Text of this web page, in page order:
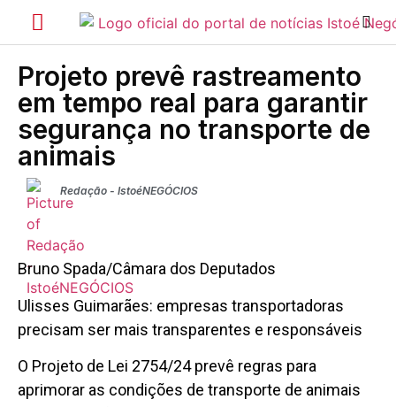
Projeto prevê rastreamento
em tempo real para garantir
segurança no transporte de
animais
Redação - IstoéNEGÓCIOS
Bruno Spada/Câmara dos Deputados
Ulisses Guimarães: empresas transportadoras
precisam ser mais transparentes e responsáveis
O Projeto de Lei 2754/24 prevê regras para
aprimorar as condições de transporte de animais